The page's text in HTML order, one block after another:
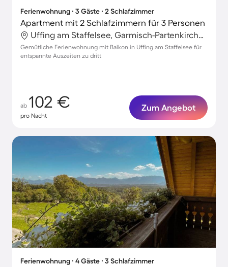
Ferienwohnung ∙ 3 Gäste ∙ 2 Schlafzimmer
Apartment mit 2 Schlafzimmern für 3 Personen
Uffing am Staffelsee, Garmisch-Partenkirchen, Deutschland
Gemütliche Ferienwohnung mit Balkon in Uffing am Staffelsee für
entspannte Auszeiten zu dritt
ab 102 €
pro Nacht
Zum Angebot
Ferienwohnung ∙ 4 Gäste ∙ 3 Schlafzimmer